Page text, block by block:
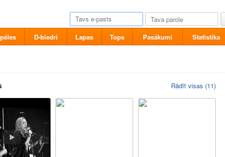
D-biedri Lapas Tops Pasākumi Statistika
Rādīt visas (11)